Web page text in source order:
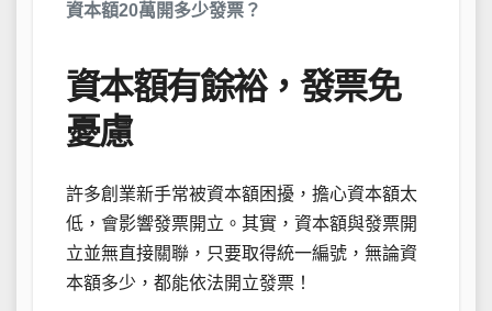
資本額20萬開多少發票？
資本額有餘裕，發票免
憂慮
許多創業新手常被資本額困擾，擔心資本額太
低，會影響發票開立。其實，資本額與發票開
立並無直接關聯，只要取得統一編號，無論資
本額多少，都能依法開立發票！